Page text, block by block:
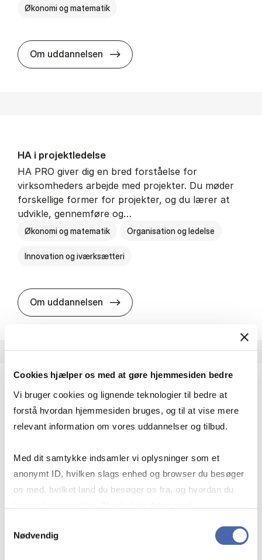
Cookies hjælper os med at gøre hjemmesiden bedre
Vi bruger cookies og lignende teknologier til bedre at
forstå hvordan hjemmesiden bruges, og til at vise mere
relevant information om vores uddannelser og tilbud.
Med dit samtykke indsamler vi oplysninger som et
anonymt ID, hvilken slags enhed og browser du besøger
os med, hvilket land du besøger os fra, og hvordan du
markedsføring. Du bestemmer selv - og kan altid trække
Nødvendig
Økonomi og matematik
Om uddannelsen HA i mar­keds- og kul­tu­r­a­na­ly­se
HA i pro­jekt­le­del­se
HA PRO giver dig en bred forståelse for
virksomheders arbejde med projekter. Du møder
forskellige former for projekter, og du lærer at
udvikle, gennemføre og…
Økonomi og matematik Organisation og ledelse
Innovation og iværksætteri
Om uddannelsen HA i pro­jekt­le­del­se
HA(fil.) - erhvervs­økonomi og fi­lo­so­fi
virksomheder møder i vores komplekse verden.
effektivitet og…
Økonomi og matematik Kultur og samfund